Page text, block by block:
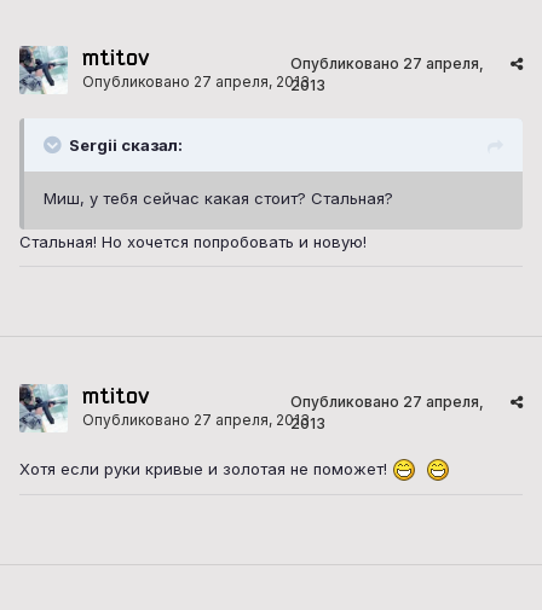
mtitov
Опубликовано 27 апреля, 2013
Опубликовано 27 апреля,
2013
Sergii сказал:
Миш, у тебя сейчас какая стоит? Стальная?
Стальная! Но хочется попробовать и новую!
mtitov
Опубликовано 27 апреля, 2013
Опубликовано 27 апреля,
2013
Хотя если руки кривые и золотая не поможет!